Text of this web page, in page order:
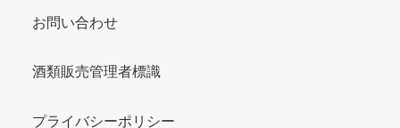
お問い合わせ
酒類販売管理者標識
プライバシーポリシー